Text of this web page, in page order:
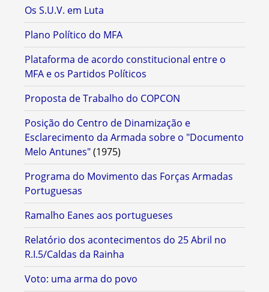
Os S.U.V. em Luta
Plano Político do MFA
Plataforma de acordo constitucional entre o
MFA e os Partidos Políticos
Proposta de Trabalho do COPCON
Posição do Centro de Dinamização e
Esclarecimento da Armada sobre o "Documento
Melo Antunes"(1975)
Programa do Movimento das Forças Armadas
Portuguesas
Ramalho Eanes aos portugueses
Relatório dos acontecimentos do 25 Abril no
R.I.5/Caldas da Rainha
Voto: uma arma do povo